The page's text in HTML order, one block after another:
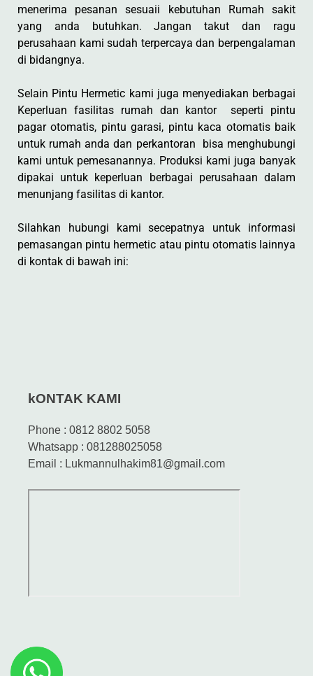
menerima pesanan sesuaii kebutuhan Rumah sakit
yang anda butuhkan. Jangan takut dan ragu
perusahaan kami sudah terpercaya dan berpengalaman
di bidangnya.
Selain Pintu Hermetic kami juga menyediakan berbagai
Keperluan fasilitas rumah dan kantor seperti pintu
pagar otomatis, pintu garasi, pintu kaca otomatis baik
untuk rumah anda dan perkantoran bisa menghubungi
kami untuk pemesanannya. Produksi kami juga banyak
dipakai untuk keperluan berbagai perusahaan dalam
menunjang fasilitas di kantor.
Silahkan hubungi kami secepatnya untuk informasi
pemasangan pintu hermetic atau pintu otomatis lainnya
di kontak di bawah ini:
kONTAK KAMI
Phone : 0812 8802 5058
Whatsapp : 081288025058
Email : Lukmannulhakim81@gmail.com